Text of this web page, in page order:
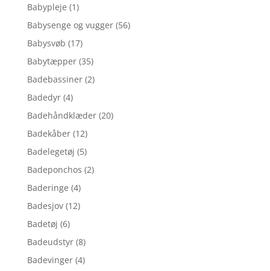
Babypleje (1)
Babysenge og vugger (56)
Babysvøb (17)
Babytæpper (35)
Badebassiner (2)
Badedyr (4)
Badehåndklæder (20)
Badekåber (12)
Badelegetøj (5)
Badeponchos (2)
Baderinge (4)
Badesjov (12)
Badetøj (6)
Badeudstyr (8)
Badevinger (4)